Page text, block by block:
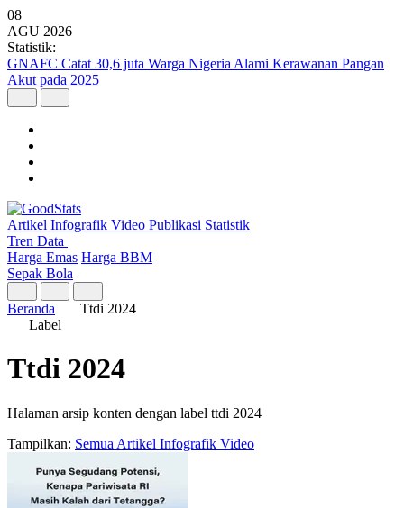
08
AGU 2026
Statistik:
GNAFC Catat 30,6 juta Warga Nigeria Alami Kerawanan Pangan
Akut pada 2025
Artikel Infografik Video Publikasi Statistik
Tren Data
Harga Emas Harga BBM
Sepak Bola
Beranda
Ttdi 2024
Label
Ttdi 2024
Halaman arsip konten dengan label ttdi 2024
Tampilkan: Semua Artikel Infografik Video